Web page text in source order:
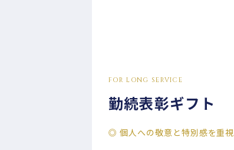
FOR LONG SERVICE
勤続表彰ギフト
◎ 個人への敬意と特別感を重視